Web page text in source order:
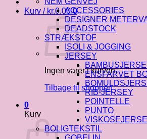
Kurv / kr.0.00 0
Ingen varer i kurven.
Tilbage til shoppen
0
Kurv
ACCESSORIES
DESIGNER
DEADSTOCK
STRÆKSTOF
ISOLI & JOGGING
JERSEY
ENSFARVET
RIB-JERSEY
POINTELLE
PUNTO
BOLIGTEKSTIL